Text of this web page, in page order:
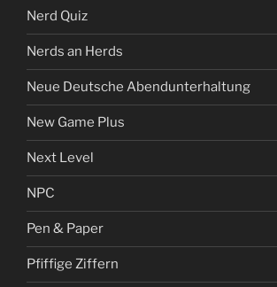
Nerd Quiz
Nerds an Herds
Neue Deutsche Abendunterhaltung
New Game Plus
Next Level
NPC
Pen & Paper
Pfiffige Ziffern